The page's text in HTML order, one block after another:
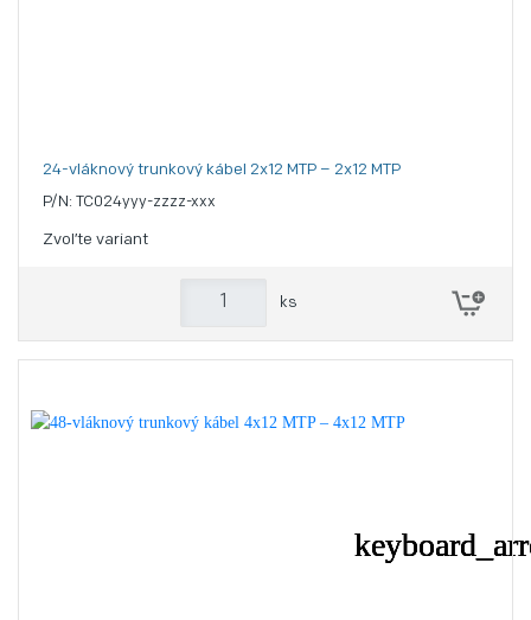
24-vláknový trunkový kábel 2x12 MTP – 2x12 MTP
P/N: TC024yyy-zzzz-xxx
Zvoľte variant
ks